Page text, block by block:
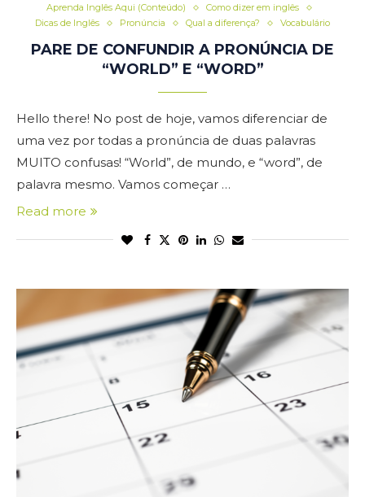
Aprenda Inglês Aqui (Conteúdo)
Como dizer em inglês
Dicas de Inglês
Pronúncia Qual a diferença? Vocabulário
PARE DE CONFUNDIR A PRONÚNCIA DE
“WORLD” E “WORD”
Hello there! No post de hoje, vamos diferenciar de
uma vez por todas a pronúncia de duas palavras
MUITO confusas! “World”, de mundo, e “word”, de
palavra mesmo. Vamos começar …
Read more